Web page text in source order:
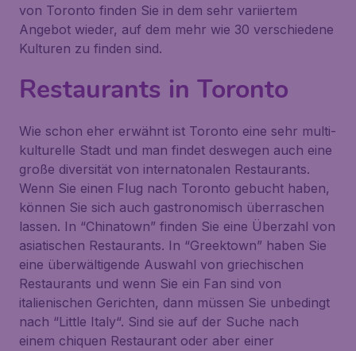
von Toronto finden Sie in dem sehr variiertem
Angebot wieder, auf dem mehr wie 30 verschiedene
Kulturen zu finden sind.
Restaurants in Toronto
Wie schon eher erwähnt ist Toronto eine sehr multi-
kulturelle Stadt und man findet deswegen auch eine
große diversität von internatonalen Restaurants.
Wenn Sie einen Flug nach Toronto gebucht haben,
können Sie sich auch gastronomisch überraschen
lassen. In “Chinatown” finden Sie eine Überzahl von
asiatischen Restaurants. In “Greektown” haben Sie
eine überwältigende Auswahl von griechischen
Restaurants und wenn Sie ein Fan sind von
italienischen Gerichten, dann müssen Sie unbedingt
nach “Little Italy“. Sind sie auf der Suche nach
einem chiquen Restaurant oder aber einer